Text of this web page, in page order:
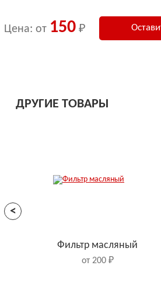
Цена: от 150 ₽
ДРУГИЕ ТОВАРЫ
<
Фильтр масляный
от 200 ₽